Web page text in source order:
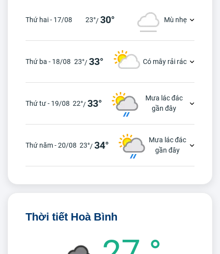
Thứ hai - 17/08 23°/30° Mù nhẹ
Thứ ba - 18/08 23°/33° Có mây rải rác
Thứ tư - 19/08 22°/33°
Mưa lác đác
gần đây
Thứ năm - 20/08 23°/34°
Mưa lác đác
gần đây
Thời tiết Hoà Bình